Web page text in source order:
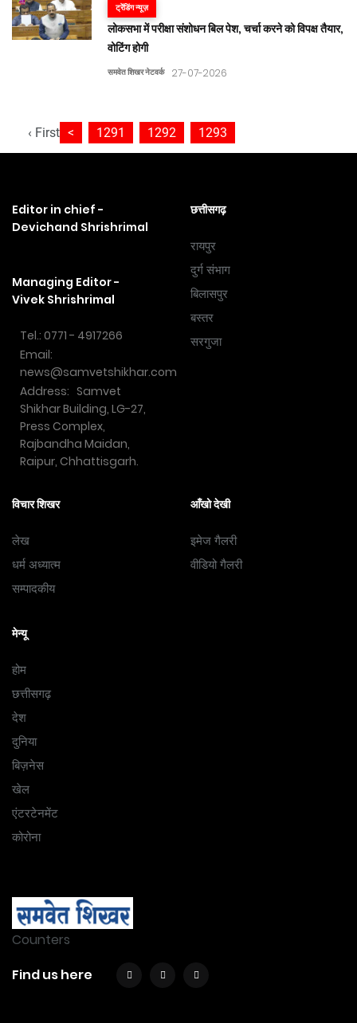
ट्रेंडिंग न्यूज़
लोकसभा में परीक्षा संशोधन बिल पेश, चर्चा करने को विपक्ष तैयार,
वोटिंग होगी
समवेत शिखर नेटवर्क 27-07-2026
‹ First < 1291 1292 1293
Editor in chief -
Devichand Shrishrimal
Managing Editor -
Vivek Shrishrimal
Tel.: 0771 - 4917266
Email:
news@samvetshikhar.com
Address: Samvet
Shikhar Building, LG-27,
Press Complex,
Rajbandha Maidan,
Raipur, Chhattisgarh.
छत्तीसगढ़
रायपुर
दुर्ग संभाग
बिलासपुर
बस्तर
सरगुजा
विचार शिखर
लेख
धर्म अध्यात्म
सम्पादकीय
आँखो देखी
इमेज गैलरी
वीडियो गैलरी
मेन्यू
होम
छत्तीसगढ़
देश
दुनिया
बिज़नेस
खेल
एंटरटेनमेंट
कोरोना
Counters
Find us here